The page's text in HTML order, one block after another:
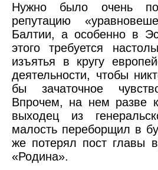
Нужно было очень
репутацию
Балтии, а особенно в
этого требуется
изъятья в кругу
деятельности, чтобы
бы зачаточное
Впрочем, на нем разве
выходец из
малость переборщил в
же потерял пост главы
«Родина».